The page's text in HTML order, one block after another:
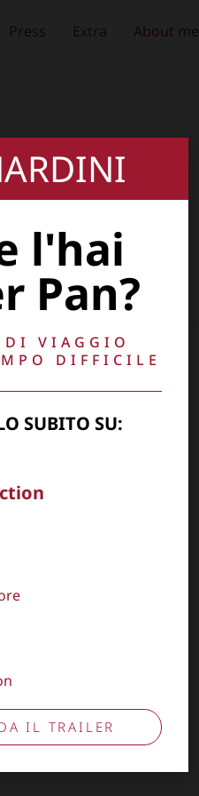
Press Extra About me
– P.IVA 14910741009
l'hai
Pan?
VIAGGIO
DIFFICILE
SUBITO SU:
IL TRAILER